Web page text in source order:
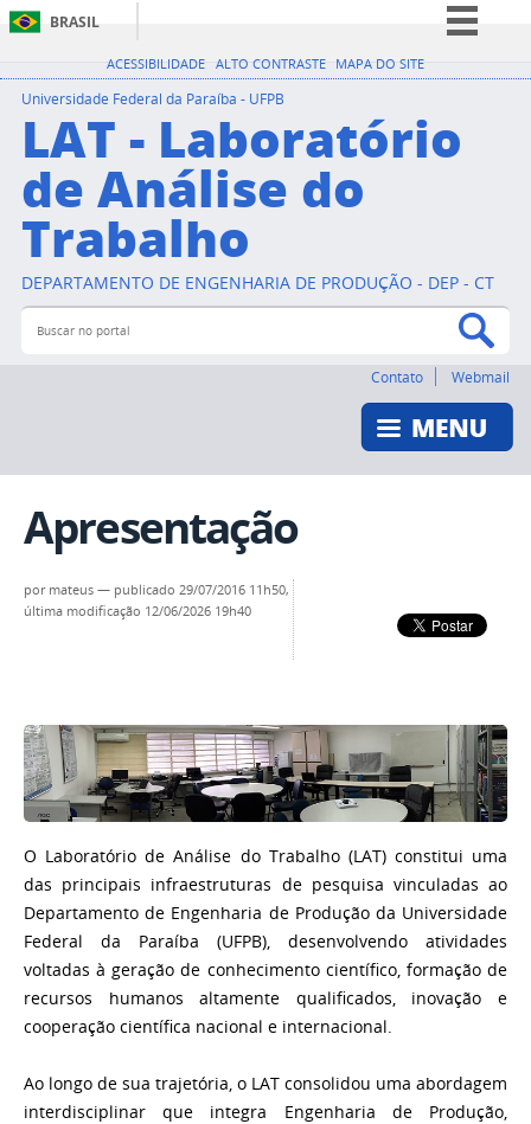
ACESSIBILIDADE ALTO CONTRASTE MAPA DO SITE
BRASIL
Simplifique!
Participe
Acesso à informação
Legislação
Universidade Federal da Paraíba - UFPB
LAT - Laboratório
de Análise do
Trabalho
DEPARTAMENTO DE ENGENHARIA DE PRODUÇÃO - DEP - CT
Buscar no portal
Contato Webmail
Apresentação
por mateus — publicado 29/07/2016 11h50,
última modificação 12/06/2026 19h40
O Laboratório de Análise do Trabalho (LAT) constitui uma
das principais infraestruturas de pesquisa vinculadas ao
Departamento de Engenharia de Produção da Universidade
Federal da Paraíba (UFPB), desenvolvendo atividades
voltadas à geração de conhecimento científico, formação de
recursos humanos altamente qualificados, inovação e
cooperação científica nacional e internacional.
Ao longo de sua trajetória, o LAT consolidou uma abordagem
interdisciplinar que integra Engenharia de Produção,